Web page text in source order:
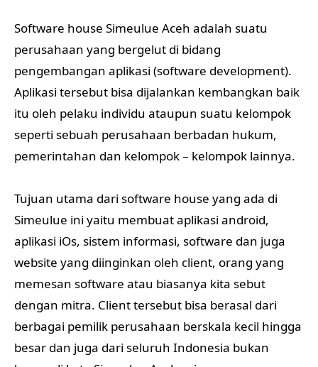
Software house Simeulue Aceh adalah suatu
perusahaan yang bergelut di bidang
pengembangan aplikasi (software development).
Aplikasi tersebut bisa dijalankan kembangkan baik
itu oleh pelaku individu ataupun suatu kelompok
seperti sebuah perusahaan berbadan hukum,
pemerintahan dan kelompok – kelompok lainnya.
Tujuan utama dari software house yang ada di
Simeulue ini yaitu membuat aplikasi android,
aplikasi iOs, sistem informasi, software dan juga
website yang diinginkan oleh client, orang yang
memesan software atau biasanya kita sebut
dengan mitra. Client tersebut bisa berasal dari
berbagai pemilik perusahaan berskala kecil hingga
besar dan juga dari seluruh Indonesia bukan